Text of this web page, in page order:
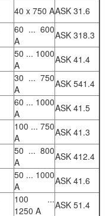
40 x 750 AASK 31.6
60 ... 600
A
ASK 318.3
50 ... 1000
A
ASK 41.4
30 ... 750
A
ASK 541.4
60 ... 1000
A
ASK 41.5
100 ... 750
A
ASK 41.3
50 ... 800
A
ASK 412.4
50 ... 1000
A
ASK 41.6
100 ...
1250 A
ASK 51.4